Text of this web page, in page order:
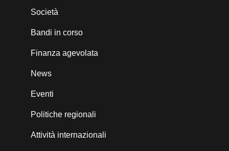
Società
Bandi in corso
Finanza agevolata
News
Eventi
Politiche regionali
Attività internazionali